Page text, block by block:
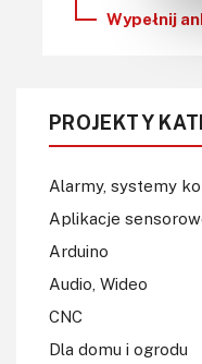
Wypełnij
PROJEKTY
Alarmy, systemy
Aplikacje
Arduino
Audio, Wideo
CNC
Dla domu i ogrodu